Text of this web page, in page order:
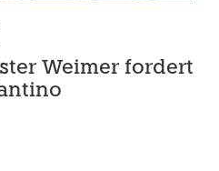
Weimer fordert